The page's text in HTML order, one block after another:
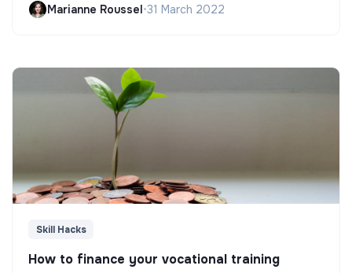
Marianne Roussel•31 March 2022
Skill Hacks
How to finance your vocational training